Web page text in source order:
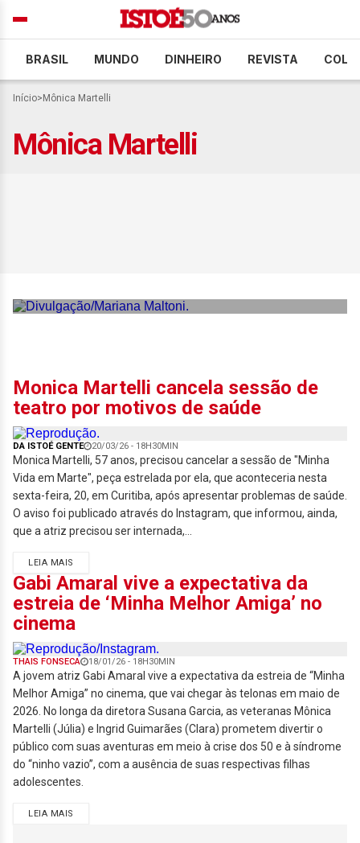
BRASIL MUNDO DINHEIRO REVISTA
Início> Mônica Martelli
Mônica Martelli
Monica Martelli cancela sessão de
teatro por motivos de saúde
DA ISTOÉ GENTE 20/03/26 - 18H30MIN
Monica Martelli, 57 anos, precisou cancelar a sessão de "Minha
Vida em Marte", peça estrelada por ela, que aconteceria nesta
sexta-feira, 20, em Curitiba, após apresentar problemas de saúde.
O aviso foi publicado através do Instagram, que informou, ainda,
que a atriz precisou ser internada,...
LEIA MAIS
Gabi Amaral vive a expectativa da
estreia de ‘Minha Melhor Amiga’ no
cinema
THAIS FONSECA 18/01/26 - 18H30MIN
A jovem atriz Gabi Amaral vive a expectativa da estreia de “Minha
Melhor Amiga” no cinema, que vai chegar às telonas em maio de
2026. No longa da diretora Susana Garcia, as veteranas Mônica
Martelli (Júlia) e Ingrid Guimarães (Clara) prometem divertir o
público com suas aventuras em meio à crise dos 50 e à síndrome
do “ninho vazio”, com a ausência de suas respectivas filhas
adolescentes.
LEIA MAIS